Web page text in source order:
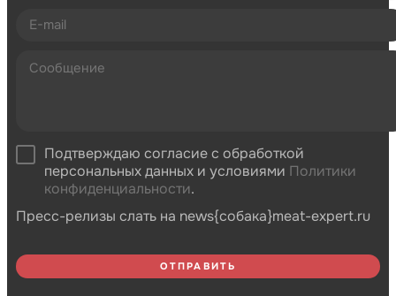
Подтверждаю согласие с обработкой
персональных данных и условиями Политики
конфиденциальности.
Пресс-релизы слать на news{собака}meat-expert.ru